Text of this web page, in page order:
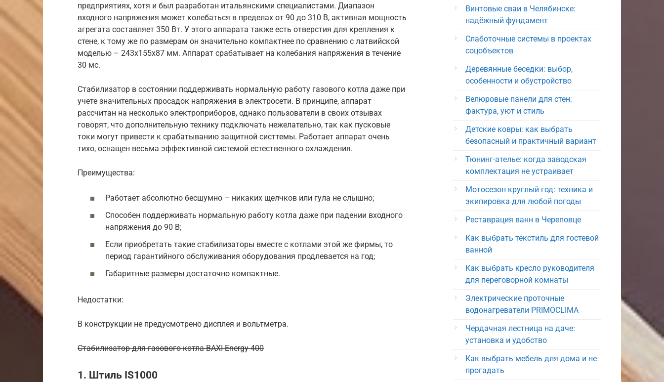
предприятиях, хотя и был разработан итальянскими специалистами. Диапазон
входного напряжения может колебаться в пределах от 90 до 310 В, активная мощность
агрегата составляет 350 Вт. У этого аппарата также есть отверстия для крепления к
стене, к тому же по размерам он значительно компактнее по сравнению с латвийской
моделью – 243х155х87 мм. Аппарат срабатывает на колебания напряжения в течение
30 мс.
Стабилизатор в состоянии поддерживать нормальную работу газового котла даже при
учете значительных просадок напряжения в электросети. В принципе, аппарат
рассчитан на несколько электроприборов, однако пользователи в своих отзывах
говорят, что дополнительную технику подключать нежелательно, так как пусковые
токи могут привести к срабатыванию защитной систтемы. Работает аппарат очень
тихо, оснащен весьма эффективной системой естественного охлаждения.
Преимущества:
Работает абсолютно бесшумно – никаких щелчков или гула не слышно;
Способен поддерживать нормальную работу котла даже при падении входного
напряжения до 90 В;
Если приобретать такие стабилизаторы вместе с котлами этой же фирмы, то
период гарантийного обслуживания оборудования продлевается на год;
Габаритные размеры достаточно компактные.
Недостатки:
В конструкции не предусмотрено дисплея и вольтметра.
Стабилизатор для газового котла BAXI Energy 400
1. Штиль IS1000
Винтовые сваи в Челябинске:
надёжный фундамент
Слаботочные системы в проектах
соцобъектов
Деревянные беседки: выбор,
особенности и обустройство
Велюровые панели для стен:
фактура, уют и стиль
Детские ковры: как выбрать
безопасный и практичный вариант
Тюнинг-ателье: когда заводская
комплектация не устраивает
Мотосезон круглый год: техника и
экипировка для любой погоды
Реставрация ванн в Череповце
Как выбрать текстиль для гостевой
ванной
Как выбрать кресло руководителя
для переговорной комнаты
Электрические проточные
водонагреватели PRIMOCLIMA
Чердачная лестница на даче:
установка и удобство
Как выбрать мебель для дома и не
прогадать